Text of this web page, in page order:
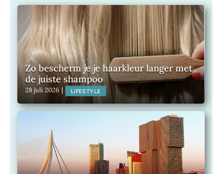
Zo bescherm je je haarkleur langer met
de juiste shampoo
28 juli 2026 | LIFESTYLE